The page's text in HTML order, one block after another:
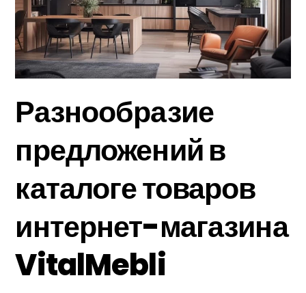
Разнообразие
предложений в
каталоге товаров
интернет-магазина
VitalMebli